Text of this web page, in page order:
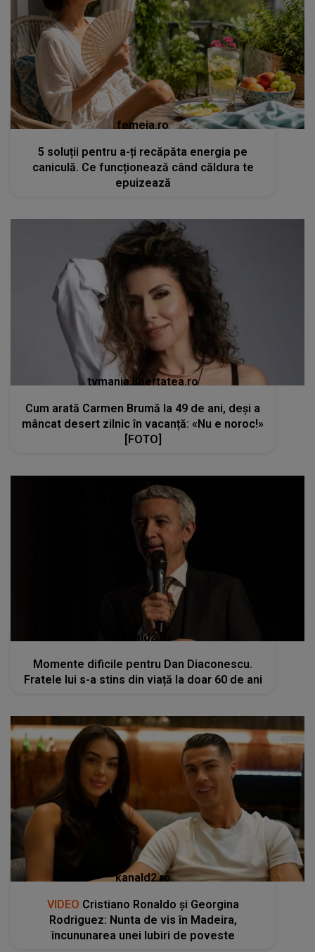
femeia.ro
5 soluții pentru a-ți recăpăta energia pe
caniculă. Ce funcționează când căldura te
epuizează
tvmania.libertatea.ro
Cum arată Carmen Brumă la 49 de ani, deși a
mâncat desert zilnic în vacanță: «Nu e noroc!»
[FOTO]
kanald2.ro
Momente dificile pentru Dan Diaconescu.
Fratele lui s-a stins din viață la doar 60 de ani
kanald2.ro
VIDEO Cristiano Ronaldo și Georgina
Rodriguez: Nunta de vis în Madeira,
încununarea unei Iubiri de poveste